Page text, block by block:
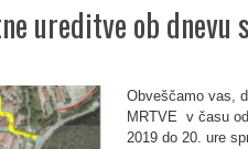
ureditve ob dnevu
Obveščamo vas,
MRTVE v času
2019 do 20. ure